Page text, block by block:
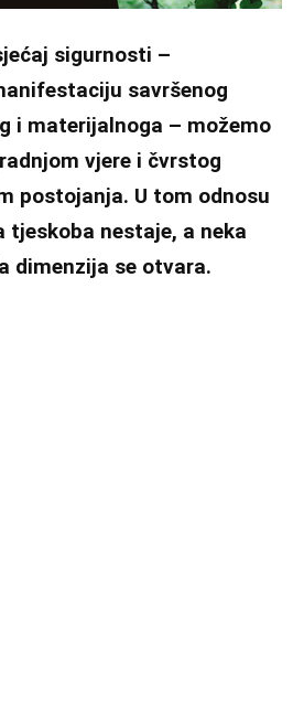
sigurnosti –
savršenog
i materijalnoga – možemo
vjere i čvrstog
postojanja. U tom odnosu
nestaje, a neka
dimenzija se otvara.